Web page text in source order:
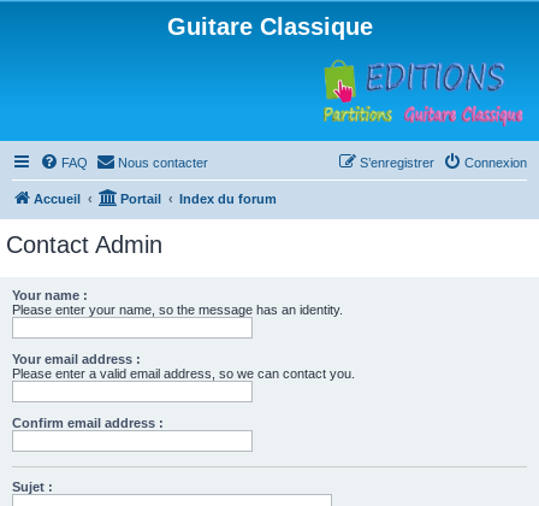
Guitare Classique
FAQ Nous contacter Connexion
S’enregistrer
Accueil Portail Index du forum
Contact Admin
Your name :
Please enter your name, so the message has an identity.
Your email address :
Please enter a valid email address, so we can contact you.
Confirm email address :
Sujet :